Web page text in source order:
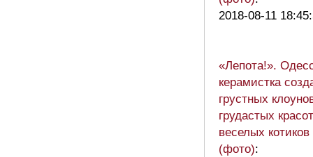
2018-08-11
«Лепота!».
керамистка
грустных
грудастых
веселых котиков
(фото):